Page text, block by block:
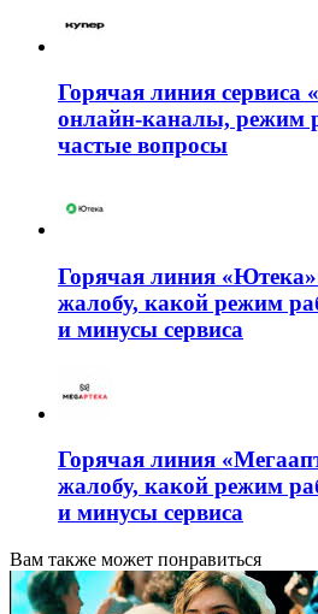
Горячая линия сервиса
онлайн-каналы, режим
частые вопросы
Горячая линия
жалобу, какой режим
и минусы сервиса
Горячая линия
жалобу, какой режим
и минусы сервиса
Вам также может понравиться